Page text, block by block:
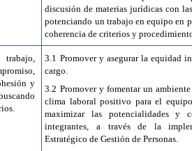
discusión de materias jurídicas con
potenciando un trabajo en equipo en
coherencia de criterios y
y
3.1 Promover y asegurar la equidad
cargo.
3.2 Promover y fomentar un
clima laboral positivo para el
maximizar las potencialidades y
integrantes, a través de la
Estratégico de Gestión de Personas.